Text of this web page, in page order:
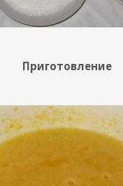
Приготовление